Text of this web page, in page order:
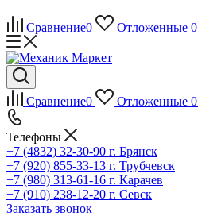
Сравнение0 Отложенные 0
Сравнение0 Отложенные 0
Телефоны
+7 (4832) 32-30-90 г. Брянск
+7 (920) 855-33-13 г. Трубчевск
+7 (980) 313-61-16 г. Карачев
+7 (910) 238-12-20 г. Севск
Заказать звонок